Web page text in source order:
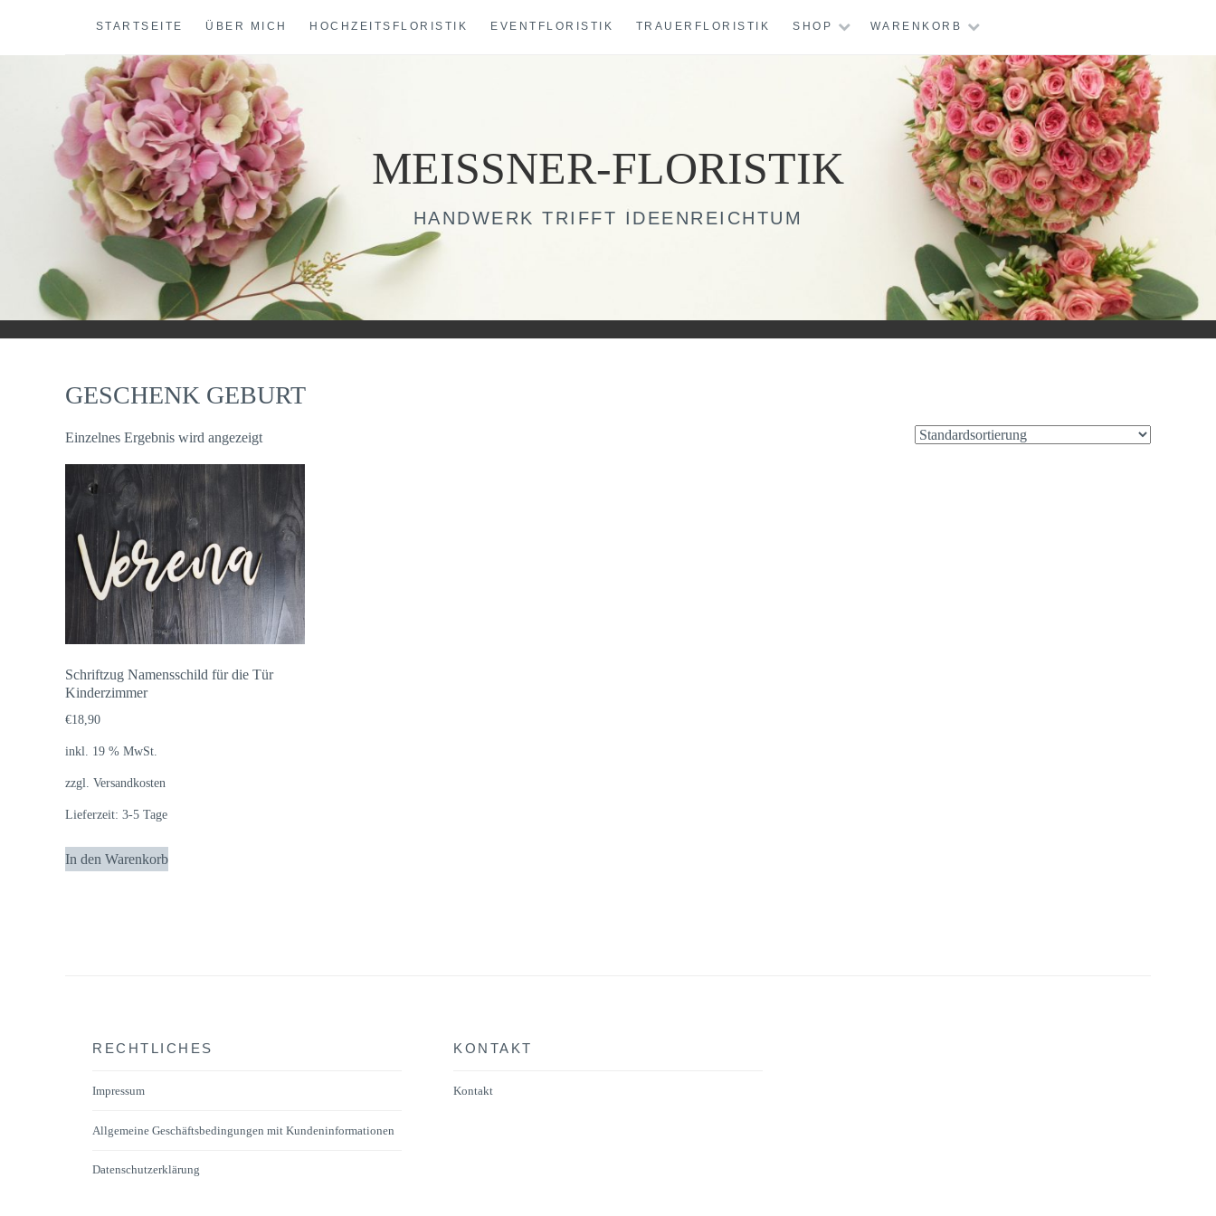
content
STARTSEITE ÜBER MICH HOCHZEITSFLORISTIK EVENTFLORISTIK TRAUERFLORISTIK SHOP WARENKORB
MEISSNER-FLORISTIK
HANDWERK TRIFFT IDEENREICHTUM
GESCHENK GEBURT
Einzelnes Ergebnis wird angezeigt
Schriftzug Namensschild für die Tür
Kinderzimmer
€18,90
inkl. 19 % MwSt.
zzgl. Versandkosten
Lieferzeit: 3-5 Tage
In den Warenkorb
RECHTLICHES
Impressum
Allgemeine Geschäftsbedingungen mit Kundeninformationen
Datenschutzerklärung
KONTAKT
Kontakt